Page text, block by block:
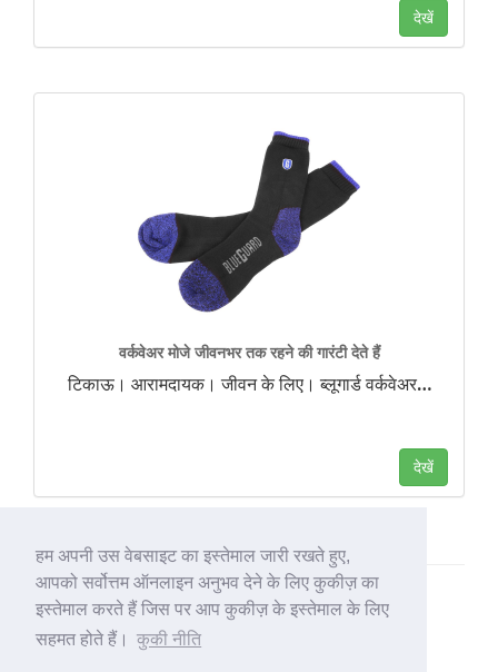
हम अपनी उस वेबसाइट का इस्तेमाल जारी रखते हुए,
आपको सर्वोत्तम ऑनलाइन अनुभव देने के लिए कुकीज़ का
इस्तेमाल करते हैं जिस पर आप कुकीज़ के इस्तेमाल के लिए
सहमत होते हैं।
कुकी नीति
देखें
वर्कवेअर मोजे जीवनभर तक रहने की गारंटी देते हैं
टिकाऊ। आरामदायक। जीवन के लिए। ब्लूगार्ड वर्कवेअर…
देखें